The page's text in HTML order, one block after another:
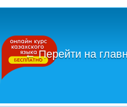
←Перейти на